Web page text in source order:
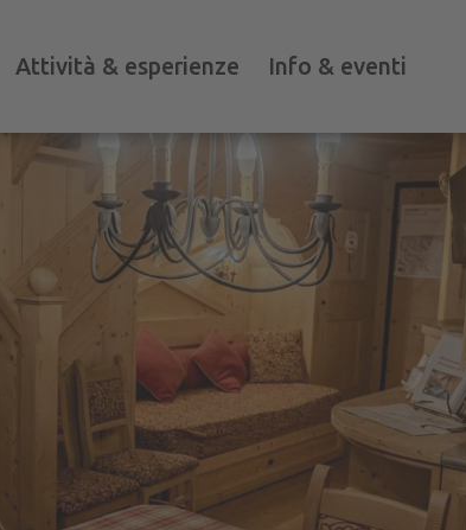
Attività & esperienze
Info & eventi